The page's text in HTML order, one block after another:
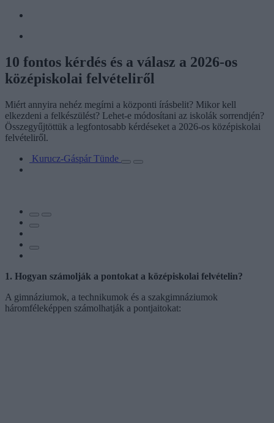
10 fontos kérdés és a válasz a 2026-os
középiskolai felvételiről
Miért annyira nehéz megírni a központi írásbelit? Mikor kell
elkezdeni a felkészülést? Lehet-e módosítani az iskolák sorrendjén?
Összegyűjtöttük a legfontosabb kérdéseket a 2026-os középiskolai
felvételiről.
Kurucz-Gáspár Tünde
1. Hogyan számolják a pontokat a középiskolai felvételin?
A gimnáziumok, a technikumok és a szakgimnáziumok
háromféleképpen számolhatják a pontjaitokat: